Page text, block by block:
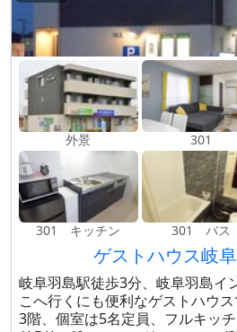
外景 301
301 キッチン 301 バス
ゲストハウス岐
岐阜羽島駅徒歩3分、岐阜羽島イ
こへ行くにも便利なゲストハウス
3階、個室は5名定員、フルキッ